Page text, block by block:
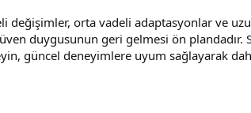
değişimler, orta vadeli adaptasyonlar ve
duygusunun geri gelmesi ön plandadır.
güncel deneyimlere uyum sağlayarak